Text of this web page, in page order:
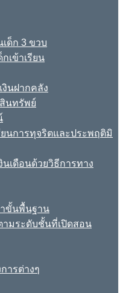
เด็ก 3 ขวบ
เข้าเรียน
นฝากคลัง
นทรัพย์
ยนการทุจริตและประพฤติมิ
นเดือนด้วยวิธีการทาง
ขั้นพื้นฐาน
ามระดับชั้นที่เปิดสอน
ารต่างๆ